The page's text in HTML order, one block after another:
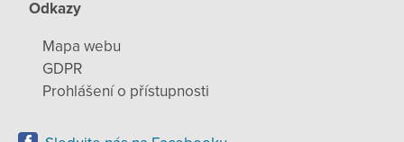
Odkazy
Mapa webu
GDPR
Prohlášení o přístupnosti